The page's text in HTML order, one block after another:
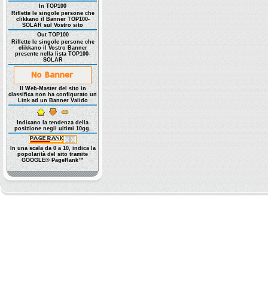
In TOP100
Riflette le singole persone che
clikkano il Banner TOP100-
SOLAR sul Vostro sito
Out TOP100
Riflette le singole persone che
clikkano il Vostro Banner
presente nella lista TOP100-
SOLAR
Il Web-Master del sito in
classifica non ha configurato un
Link ad un Banner Valido
Indicano la tendenza della
posizione negli ultimi 10gg.
In una scala da 0 a 10, indica la
popolarità del sito tramite
GOOGLE® PageRank™